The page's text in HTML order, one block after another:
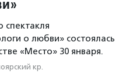
спектакля
о любви» состоялась
«Место» 30 января.
кр.